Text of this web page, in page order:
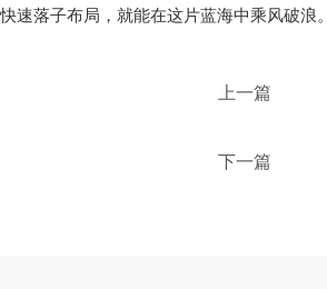
快速落子布局，就能在这片蓝海中乘风破浪。
上一篇
下一篇